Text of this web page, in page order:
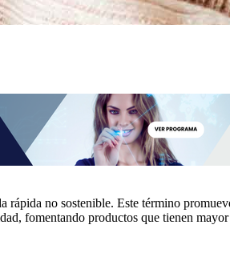
no sostenible. Este término
fomentando productos que tienen